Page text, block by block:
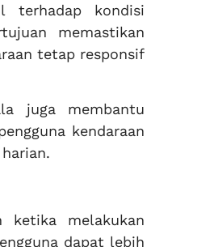
terhadap kondisi
memastikan
tetap responsif
juga membantu
kendaraan
ketika melakukan
dapat lebih